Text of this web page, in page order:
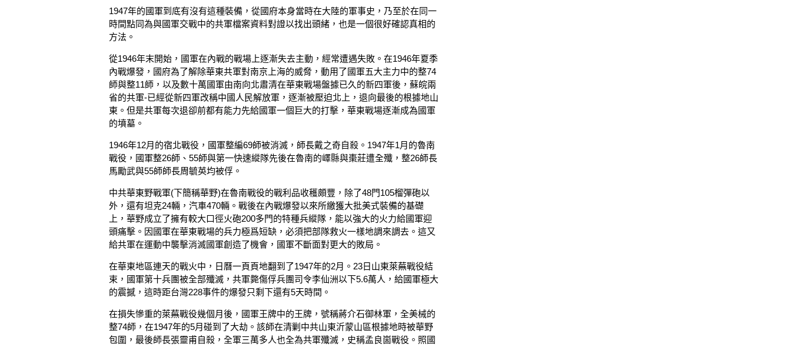
1947年的國軍到底有沒有這種裝備，從國府本身當時在大陸的軍事史，乃至於在同一
時間點同為與國軍交戰中的共軍檔案資料對證以找出頭緒，也是一個很好確認真相的
方法。
從1946年末開始，國軍在內戰的戰場上逐漸失去主動，經常遭遇失敗。在1946年夏季
內戰爆發，國府為了解除華東共軍對南京上海的威脅，動用了國軍五大主力中的整74
師與整11師，以及數十萬國軍由南向北肅清在華東戰場盤據已久的新四軍後，蘇皖兩
省的共軍-已經從新四軍改稱中國人民解放軍，逐漸被壓迫北上，退向最後的根據地山
東。但是共軍每次退卻前都有能力先給國軍一個巨大的打擊，華東戰場逐漸成為國軍
的墳墓。
1946年12月的宿北戰役，國軍整編69師被消滅，師長戴之奇自殺。1947年1月的魯南
戰役，國軍整26師、55師與第一快速縱隊先後在魯南的嶧縣與棗莊遭全殲，整26師長
馬勵武與55師師長周毓英均被俘。
中共華東野戰軍(下簡稱華野)在魯南戰役的戰利品收穫頗豐，除了48門105榴彈砲以
外，還有坦克24輛，汽車470輛。戰後在內戰爆發以來所繳獲大批美式裝備的基礎
上，華野成立了擁有較大口徑火砲200多門的特種兵縱隊，能以強大的火力給國軍迎
頭痛擊。因國軍在華東戰場的兵力極爲短缺，必須把部隊救火一樣地調來調去。這又
給共軍在運動中襲擊消滅國軍創造了機會，國軍不斷面對更大的敗局。
在華東地區連天的戰火中，日曆一頁頁地翻到了1947年的2月。23日山東萊蕪戰役結
束，國軍第十兵團被全部殲滅，共軍斃傷俘兵團司令李仙洲以下5.6萬人，給國軍極大
的震撼，這時距台灣228事件的爆發只剩下還有5天時間。
在損失慘重的萊蕪戰役幾個月後，國軍王牌中的王牌，號稱蔣介石御林軍，全美械的
整74師，在1947年的5月碰到了大劫。該師在清剿中共山東沂蒙山區根據地時被華野
包圍，最後師長張靈甫自殺，全軍三萬多人也全為共軍殲滅，史稱孟良崮戰役。照國